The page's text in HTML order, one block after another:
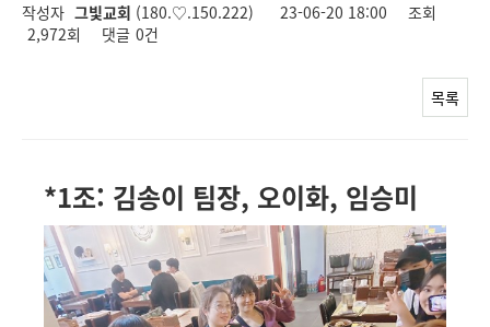
작성자 그빛교회 (180.♡.150.222) 23-06-20 18:00
조회
2,972회
댓글 0건
목록
*1조: 김송이 팀장, 오이화, 임승미